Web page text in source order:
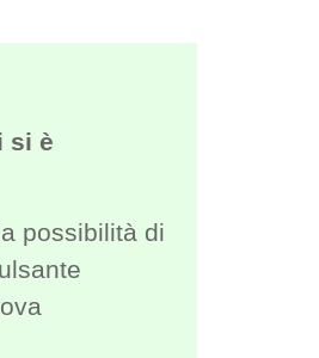
si è
possibilità di